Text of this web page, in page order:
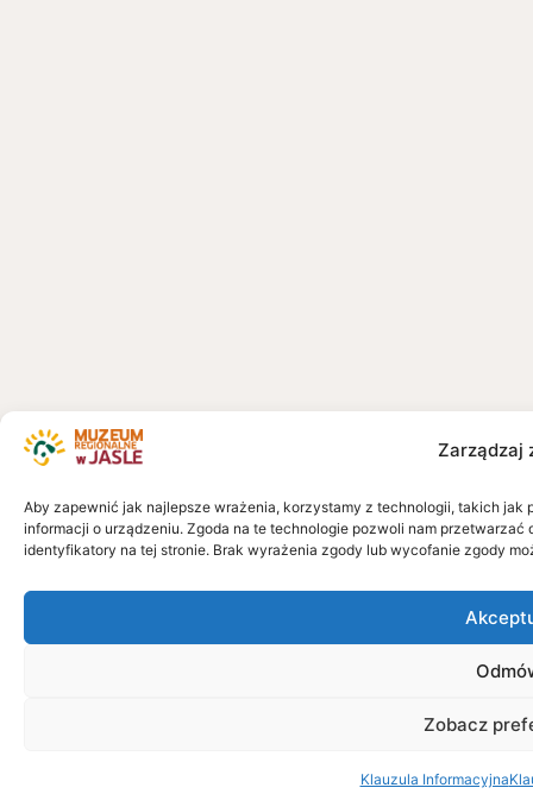
Zarządzaj
Aby zapewnić jak najlepsze wrażenia, korzystamy z technologii, takich
informacji o urządzeniu. Zgoda na te technologie pozwoli nam
identyfikatory na tej stronie. Brak wyrażenia zgody lub wycofanie zgody
Zobacz
Klauzula Informacyjna